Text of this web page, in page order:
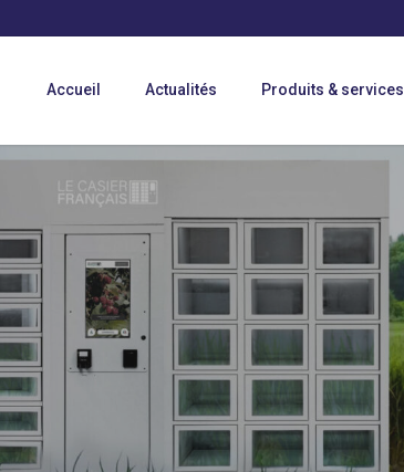
Accueil Actualités Produits & services